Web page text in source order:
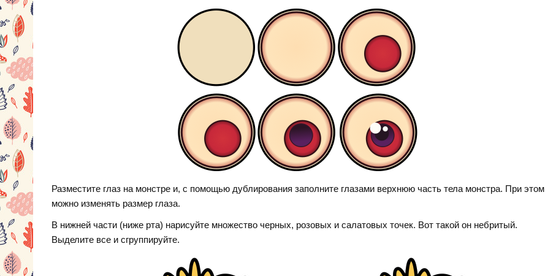
Разместите глаз на монстре и, с помощью дублирования заполните глазами верхнюю часть тела монстра. При этом
можно изменять размер глаза.
В нижней части (ниже рта) нарисуйте множество черных, розовых и салатовых точек. Вот такой он небритый.
Выделите все и сгруппируйте.